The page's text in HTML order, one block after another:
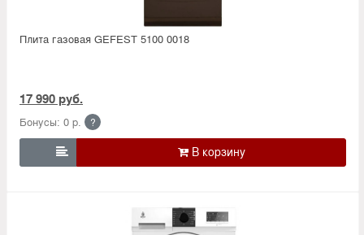
Плита газовая GEFEST 5100 0018
17 990 руб.
Бонусы: 0 р. ?
